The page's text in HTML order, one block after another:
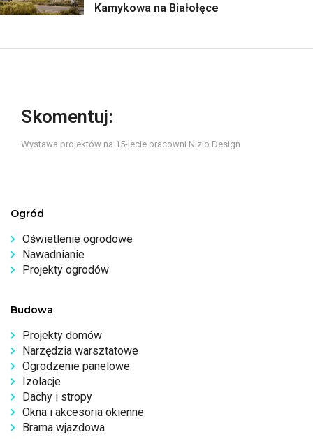
Kamykowa na Białołęce
Skomentuj:
Wystawa projektów na 15-lecie pracowni Nizio Design
Ogród
Oświetlenie ogrodowe
Nawadnianie
Projekty ogrodów
Budowa
Projekty domów
Narzędzia warsztatowe
Ogrodzenie panelowe
Izolacje
Dachy i stropy
Okna i akcesoria okienne
Brama wjazdowa